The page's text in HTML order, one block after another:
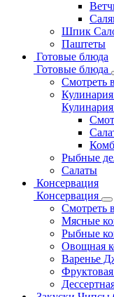
Шпик
Паштеты
Готовые блюда
Готовые блюда
Смотреть
Рыбные
Салаты
Консервация
Консервация
Смотреть
Мясные
Рыбные
Овощная
Варенье